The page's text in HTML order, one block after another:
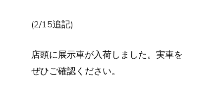
(2/15追記)
店頭に展示車が入荷しました。実車を
ぜひご確認ください。